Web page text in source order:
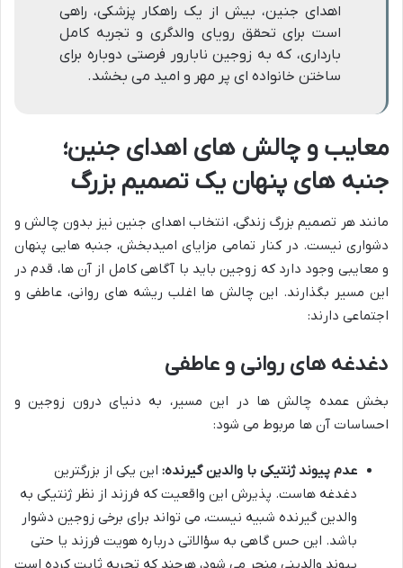
اهدای جنین، بیش از یک راهکار پزشکی، راهی
است برای تحقق رویای والدگری و تجربه کامل
بارداری، که به زوجین نابارور فرصتی دوباره برای
ساختن خانواده ای پر مهر و امید می بخشد.
معایب و چالش های اهدای جنین؛
جنبه های پنهان یک تصمیم بزرگ
مانند هر تصمیم بزرگ زندگی، انتخاب اهدای جنین نیز بدون چالش و
دشواری نیست. در کنار تمامی مزایای امیدبخش، جنبه هایی پنهان
و معایبی وجود دارد که زوجین باید با آگاهی کامل از آن ها، قدم در
این مسیر بگذارند. این چالش ها اغلب ریشه های روانی، عاطفی و
اجتماعی دارند:
دغدغه های روانی و عاطفی
بخش عمده چالش ها در این مسیر، به دنیای درون زوجین و
احساسات آن ها مربوط می شود:
عدم پیوند ژنتیکی با والدین گیرنده: این یکی از بزرگترین
دغدغه هاست. پذیرش این واقعیت که فرزند از نظر ژنتیکی به
والدین گیرنده شبیه نیست، می تواند برای برخی زوجین دشوار
باشد. این حس گاهی به سؤالاتی درباره هویت فرزند یا حتی
پیوند والدینی منجر می شود، هرچند که تجربه ثابت کرده است